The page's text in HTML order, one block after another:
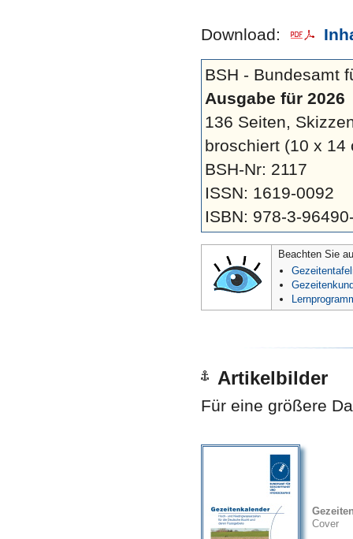
Download:
BSH - Bundesamt
Ausgabe für 2026
136 Seiten,
broschiert (10 x 14
BSH-Nr: 2117
ISSN: 1619-0092
ISBN: 978-3-
Beachten Sie
Artikelbilder
Für eine größere
Cover